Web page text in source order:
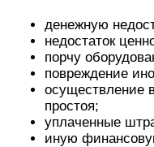
денежную
недостаток
порчу
повреждение
осуществление
простоя;
уплаченные
иную